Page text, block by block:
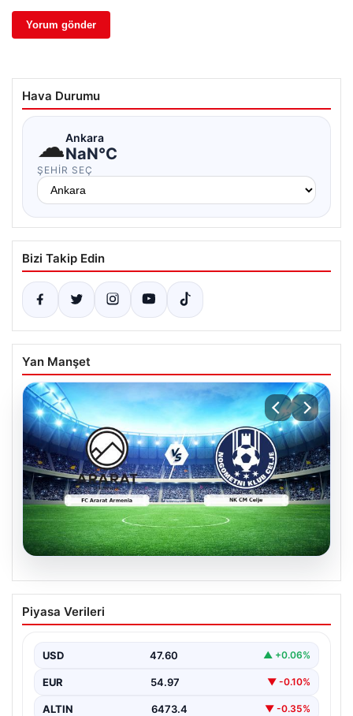
Hava Durumu
☁Ankara
NaN°C
ŞEHIR SEÇ
Bizi Takip Edin
Yan Manşet
CANLI | FC Ararat Armenia – NK CM
Celje maç anlatımı! Maç ne zaman?
Ağustos 2026
Piyasa Verileri
USD 47.60 ▲ +0.06%
EUR 54.97 ▼ -0.10%
ALTIN 6473.4 ▼ -0.35%